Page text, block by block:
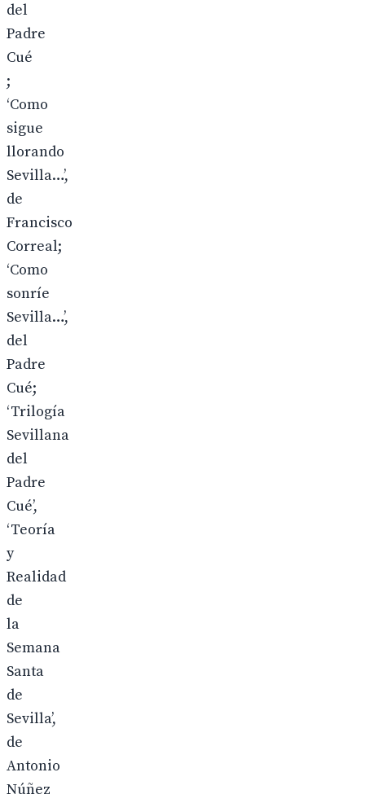
del
Padre
Cué
;
‘Como
sigue
llorando
Sevilla…’,
de
Francisco
Correal;
‘Como
sonríe
Sevilla…’,
del
Padre
Cué;
‘Trilogía
Sevillana
del
Padre
Cué’,
‘Teoría
y
Realidad
de
la
Semana
Santa
de
Sevilla’,
de
Antonio
Núñez